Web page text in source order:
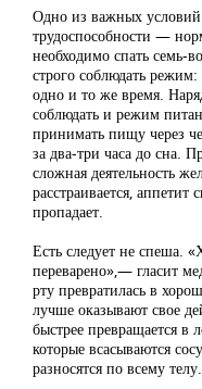
Одно из важных условий
трудоспособности —
необходимо спать семь-
строго соблюдать режим:
одно и то же время.
соблюдать и режим
принимать пищу через
за два-три часа до сна.
сложная деятельность
расстраивается, аппетит
пропадает.
Есть следует не спеша.
переварено»,— гласит
рту превратилась в
лучше оказывают свое
быстрее превращается в
которые всасываются
разносятся по всему телу.